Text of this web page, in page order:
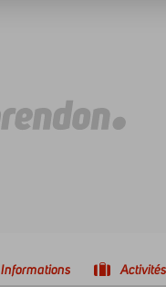
Informations Activités